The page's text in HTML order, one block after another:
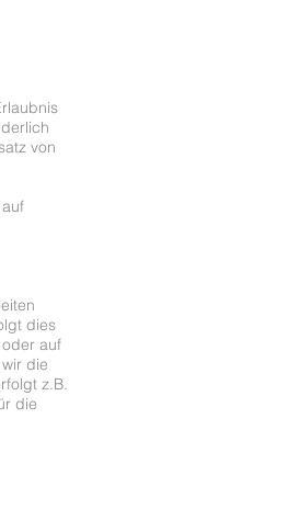
von
dies
auf
die
z.B.
die